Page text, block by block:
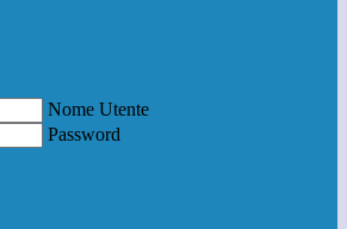
Nome Utente
Password